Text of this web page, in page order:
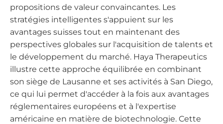
propositions de valeur convaincantes. Les
stratégies intelligentes s'appuient sur les
avantages suisses tout en maintenant des
perspectives globales sur l'acquisition de talents et
le développement du marché. Haya Therapeutics
illustre cette approche équilibrée en combinant
son siège de Lausanne et ses activités à San Diego,
ce qui lui permet d'accéder à la fois aux avantages
réglementaires européens et à l'expertise
américaine en matière de biotechnologie. Cette